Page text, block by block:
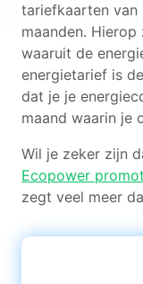
tariefkaarten van
maanden.
waaruit de
energietarief is
dat je je
maand waarin je
Wil je zeker zijn
Ecopower
zegt veel meer